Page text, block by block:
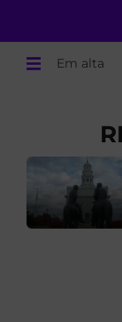
Em alta